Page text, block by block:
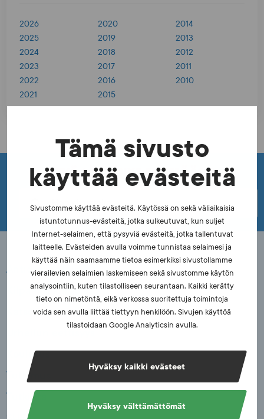
Tämä sivusto
käyttää evästeitä
Sivustomme käyttää evästeitä. Käytössä on sekä väliaikaisia
istuntotunnus-evästeitä, jotka sulkeutuvat, kun suljet
Internet-selaimen, että pysyviä evästeitä, jotka tallentuvat
laitteelle. Evästeiden avulla voimme tunnistaa selaimesi ja
käyttää näin saamaamme tietoa esimerkiksi sivustollamme
vierailevien selaimien laskemiseen sekä sivustomme käytön
analysointiin, kuten tilastolliseen seurantaan. Kaikki kerätty
tieto on nimetöntä, eikä verkossa suoritettuja toimintoja
voida sen avulla liittää tiettyyn henkilöön. Sivujen käyttöä
tilastoidaan Google Analyticsin avulla.
Hyväksy kaikki evästeet
Hyväksy välttämättömät
n
i
u
2026
2025
2024
2023
2022
2021
2020
2019
2018
2017
2016
2015
2014
2013
2012
2011
2010
ETKÖ LÖYTÄNYT ETSIMÄÄSI?
Antidopingtoiminta
Kilpailumanipulaatio
Katsomoturvallisuus
Koulutus
Tutkimus
Tutkinta